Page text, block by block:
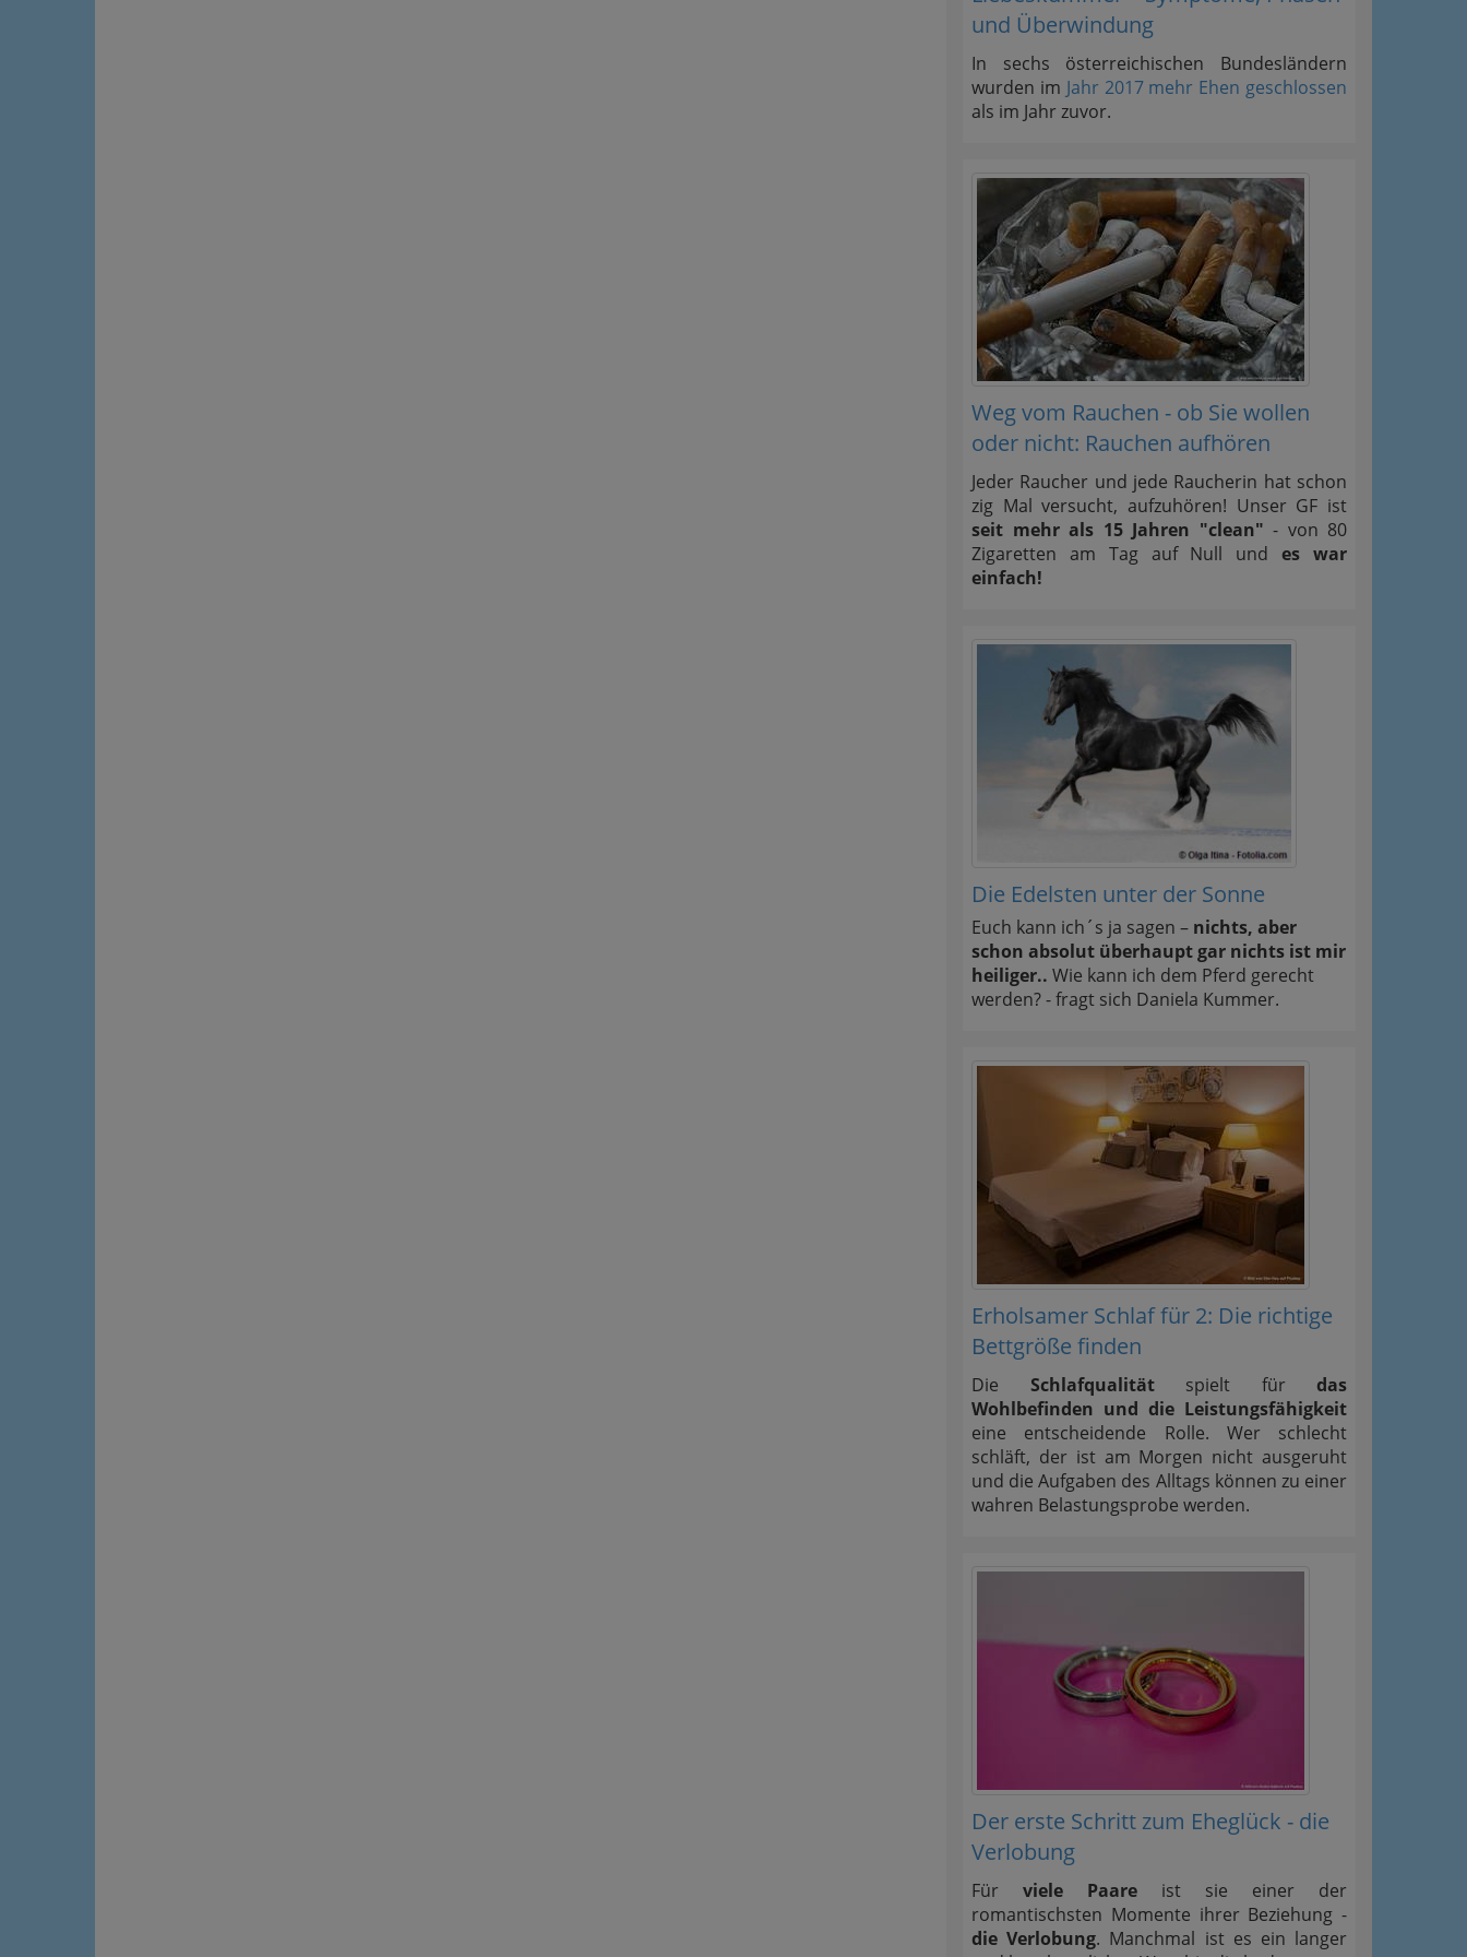
und Überwindung
In sechs österreichischen Bundesländern
wurden im Jahr 2017 mehr Ehen geschlossen
als im Jahr zuvor.
Weg vom Rauchen - ob Sie wollen
oder nicht: Rauchen aufhören
Jeder Raucher und jede Raucherin hat schon
zig Mal versucht, aufzuhören! Unser GF ist
seit mehr als 15 Jahren "clean" - von 80
Zigaretten am Tag auf Null undes war
einfach!
Die Edelsten unter der Sonne
Euch kann ich´s ja sagen – nichts, aber
schon absolut überhaupt gar nichts ist mir
heiliger.. Wie kann ich dem Pferd gerecht
werden? - fragt sich Daniela Kummer.
Erholsamer Schlaf für 2: Die richtige
Bettgröße finden
Die Schlafqualitätspielt für das
Wohlbefinden und die Leistungsfähigkeit
eine entscheidende Rolle. Wer schlecht
schläft, der ist am Morgen nicht ausgeruht
und die Aufgaben des Alltags können zu einer
wahren Belastungsprobe werden.
Der erste Schritt zum Eheglück - die
Verlobung
Für viele Paare ist sie einer der
romantischsten Momente ihrer Beziehung -
die Verlobung. Manchmal ist es ein langer